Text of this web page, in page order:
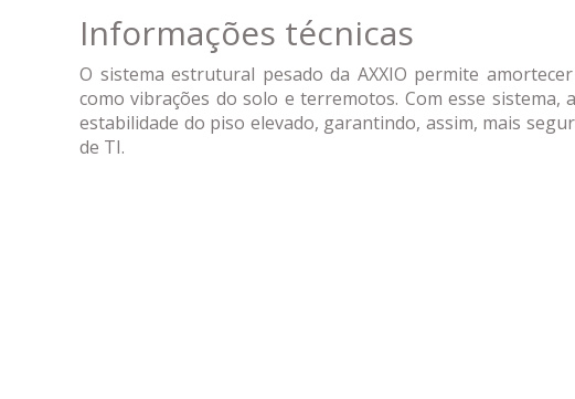
Informações técnicas
O sistema estrutural pesado da AXXIO permite
como vibrações do solo e terremotos. Com esse sistema,
estabilidade do piso elevado, garantindo, assim, mais
de TI.